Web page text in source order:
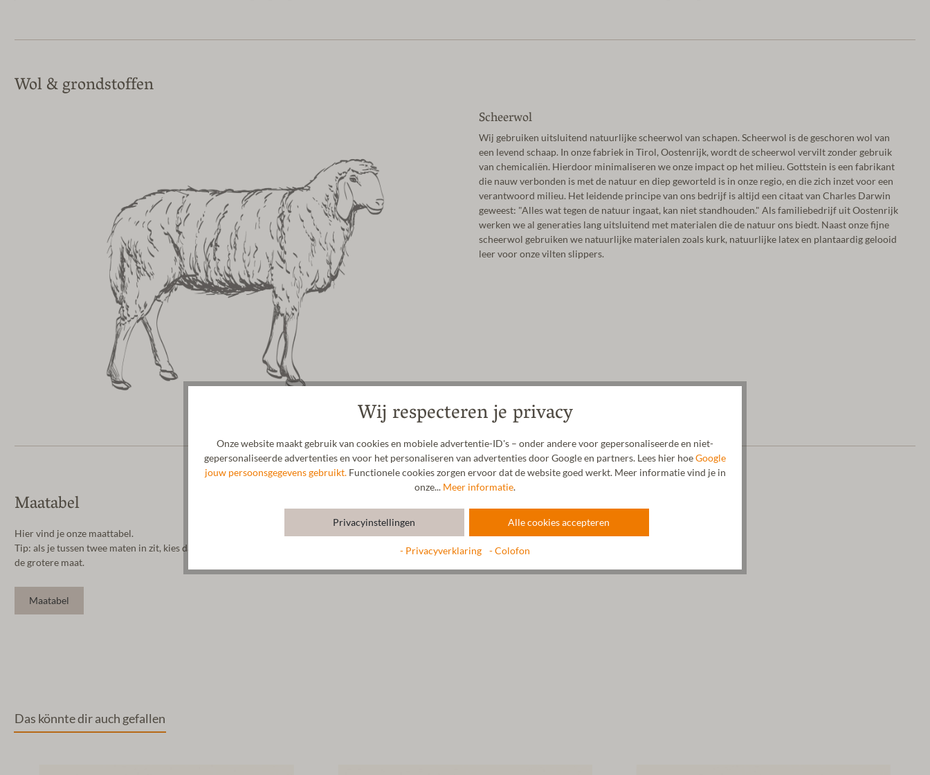
Wol & grondstoffen
Scheerwol
Wij gebruiken uitsluitend natuurlijke scheerwol van schapen. Scheerwol is de geschoren wol van
een levend schaap. In onze fabriek in Tirol, Oostenrijk, wordt de scheerwol vervilt zonder gebruik
van chemicaliën. Hierdoor minimaliseren we onze impact op het milieu. Gottstein is een fabrikant
die nauw verbonden is met de natuur en diep geworteld is in onze regio, en die zich inzet voor een
verantwoord milieu. Het leidende principe van ons bedrijf is altijd een citaat van Charles Darwin
geweest: "Alles wat tegen de natuur ingaat, kan niet standhouden." Als familiebedrijf uit Oostenrijk
werken we al generaties lang uitsluitend met materialen die de natuur ons biedt. Naast onze fijne
scheerwol gebruiken we natuurlijke materialen zoals kurk, natuurlijke latex en plantaardig gelooid
leer voor onze vilten slippers.
Maatabel
Hier vind je onze maattabel.
Tip: als je tussen twee maten in zit, kies dan
de grotere maat.
Maatabel
Das könnte dir auch gefallen
Wij respecteren je privacy
Onze website maakt gebruik van cookies en mobiele advertentie-ID's – onder andere voor gepersonaliseerde en niet-
gepersonaliseerde advertenties en voor het personaliseren van advertenties door Google en partners. Lees hier hoeGoogle
jouw persoonsgegevens gebruikt. Functionele cookies zorgen ervoor dat de website goed werkt. Meer informatie vind je in
onze... Meer informatie.
Privacyinstellingen Alle cookies accepteren
- Privacyverklaring - Colofon